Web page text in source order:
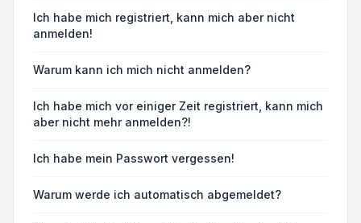
Ich habe mich registriert, kann mich aber nicht
anmelden!
Warum kann ich mich nicht anmelden?
Ich habe mich vor einiger Zeit registriert, kann mich
aber nicht mehr anmelden?!
Ich habe mein Passwort vergessen!
Warum werde ich automatisch abgemeldet?